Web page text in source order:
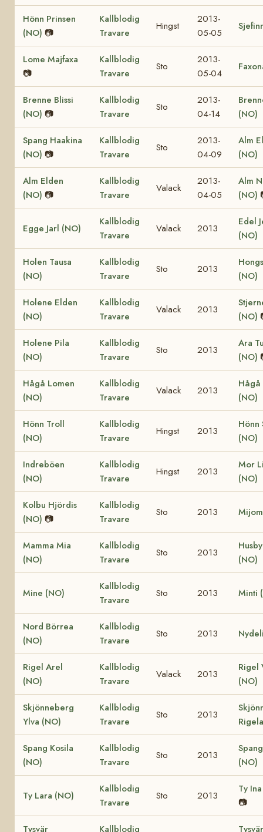
Hönn Prinsen
(NO) 📷
Kallblodig
Travare
Hingst
2013-
05-05
Lome Majfaxa
📷
Kallblodig
Travare
Sto
2013-
05-04
Brenne Blissi
(NO) 📷
Kallblodig
Travare
Sto
2013-
04-14
(NO)
Spang Haakina
(NO) 📷
Kallblodig
Travare
Sto
2013-
04-09
Alm
(NO)
Alm Elden
(NO) 📷
Kallblodig
Travare
Valack
2013-
04-05
Alm
(NO)
Egge Jarl (NO)
Kallblodig
Travare
Valack 2013
Edel
(NO)
Holen Tausa
(NO)
Kallblodig
Travare
Sto 2013
(NO)
Holene Elden
(NO)
Kallblodig
Travare
Valack 2013
(NO)
Holene Pila
(NO)
Kallblodig
Travare
Sto 2013
Ara
(NO)
Hågå Lomen
(NO)
Kallblodig
Travare
Valack 2013
(NO)
Hönn Troll
(NO)
Kallblodig
Travare
Hingst 2013
Hönn
(NO)
Indreböen
(NO)
Kallblodig
Travare
Hingst 2013
Mor
(NO)
Kolbu Hjördis
(NO) 📷
Kallblodig
Travare
Sto 2013
Mamma Mia
(NO)
Kallblodig
Travare
Sto 2013
(NO)
Mine (NO)
Kallblodig
Travare
Sto 2013 Minti
Nord Börrea
(NO)
Kallblodig
Travare
Sto 2013
Rigel Arel
(NO)
Kallblodig
Travare
Valack 2013
Rigel
(NO)
Skjönneberg
Ylva (NO)
Kallblodig
Travare
Sto 2013
Spang Kosila
(NO)
Kallblodig
Travare
Sto 2013
(NO)
Ty Lara (NO)
Kallblodig
Travare
Sto 2013
Ty
📷
Tysvär Kallblodig